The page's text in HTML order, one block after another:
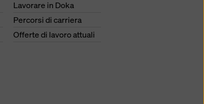
Lavorare in Doka
Percorsi di carriera
Offerte di lavoro attuali